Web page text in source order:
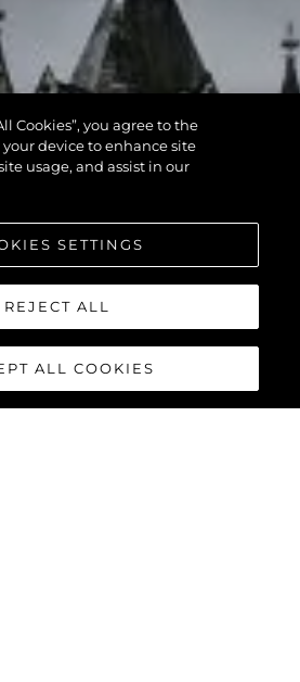
Cookies”, you agree to the
device to enhance site
usage, and assist in our
SETTINGS
REJECT ALL
ALL COOKIES